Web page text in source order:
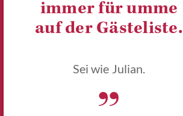
immer für umme
auf der Gästeliste.
Sei wie Julian.
„